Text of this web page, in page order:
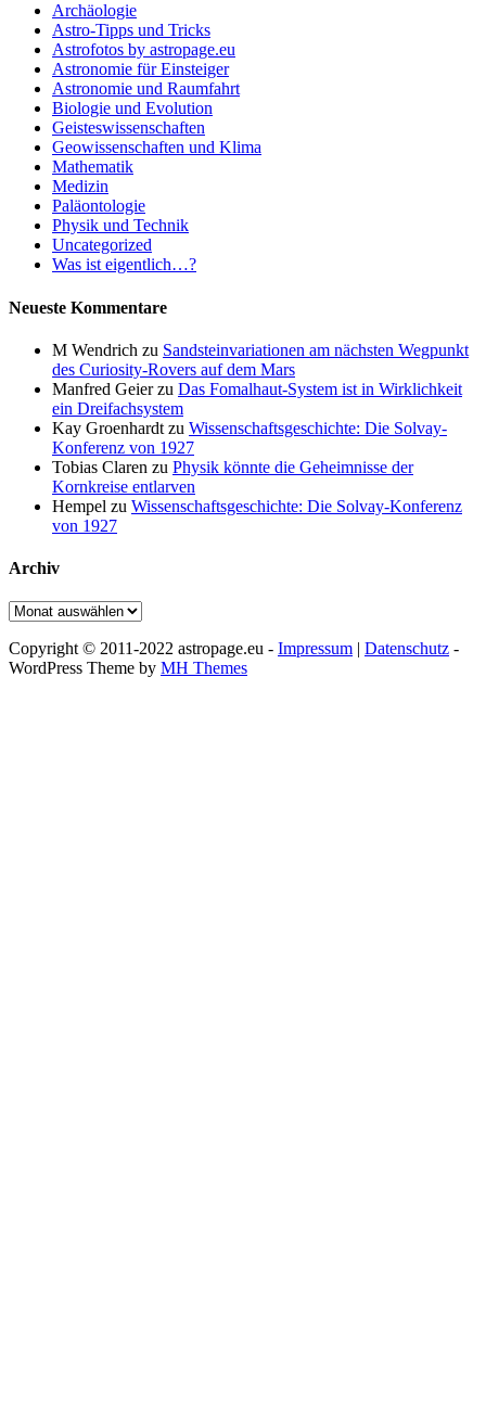
Archäologie
Astro-Tipps und Tricks
Astrofotos by astropage.eu
Astronomie für Einsteiger
Astronomie und Raumfahrt
Biologie und Evolution
Geisteswissenschaften
Geowissenschaften und Klima
Mathematik
Medizin
Paläontologie
Physik und Technik
Uncategorized
Was ist eigentlich…?
Neueste Kommentare
M Wendrich zu Sandsteinvariationen am nächsten Wegpunkt
des Curiosity-Rovers auf dem Mars
Manfred Geierzu Das Fomalhaut-System ist in Wirklichkeit
ein Dreifachsystem
Kay Groenhardt zu Wissenschaftsgeschichte: Die Solvay-
Konferenz von 1927
Tobias Claren zu Physik könnte die Geheimnisse der
Kornkreise entlarven
Hempel zu Wissenschaftsgeschichte: Die Solvay-Konferenz
von 1927
Archiv
Archiv
Copyright © 2011-2022 astropage.eu - Impressum | Datenschutz -
WordPress Theme by MH Themes